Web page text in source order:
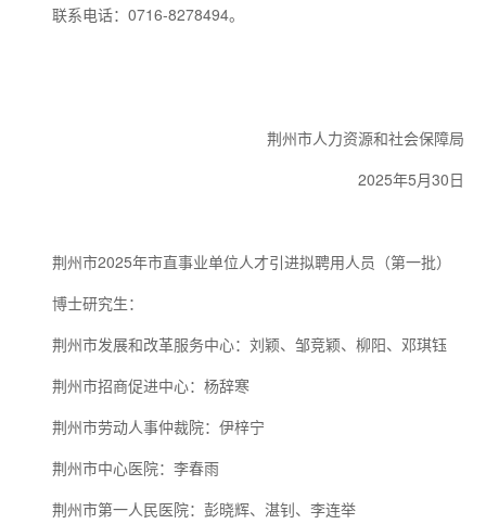
联系电话：0716-8278494。
荆州市人力资源和社会保障局
2025年5月30日
荆州市2025年市直事业单位人才引进拟聘用人员（第一批）
博士研究生：
荆州市发展和改革服务中心：刘颖、邹竞颖、柳阳、邓琪钰
荆州市招商促进中心：杨辞寒
荆州市劳动人事仲裁院：伊梓宁
荆州市中心医院：李春雨
荆州市第一人民医院：彭晓辉、湛钊、李连举